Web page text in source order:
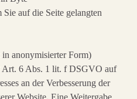
auf die Seite gelangten
anonymisierter Form)
Art. 6 Abs. 1 lit. f DSGVO auf
an der Verbesserung der
Website. Eine Weitergabe